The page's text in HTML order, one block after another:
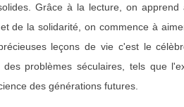
Grâce à la lecture, on apprend
de la solidarité, on commence à
leçons de vie c'est le
problèmes séculaires, tels que
des générations futures.